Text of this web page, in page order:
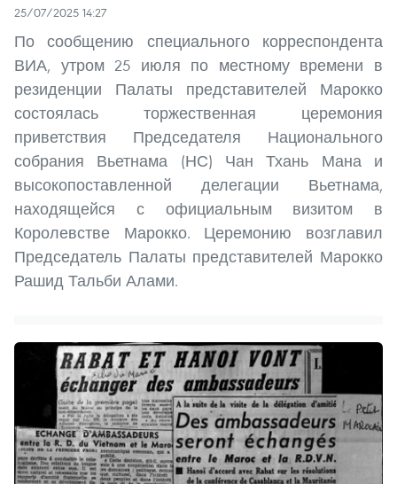
25/07/2025 14:27
По сообщению специального корреспондента
ВИА, утром 25 июля по местному времени в
резиденции Палаты представителей Марокко
состоялась торжественная церемония
приветствия Председателя Национального
собрания Вьетнама (НС) Чан Тхань Мана и
высокопоставленной делегации Вьетнама,
находящейся с официальным визитом в
Королевстве Марокко. Церемонию возглавил
Председатель Палаты представителей Марокко
Рашид Тальби Алами.